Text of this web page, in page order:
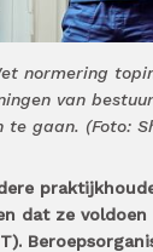
normering
van
te gaan. (Foto:
dat ze